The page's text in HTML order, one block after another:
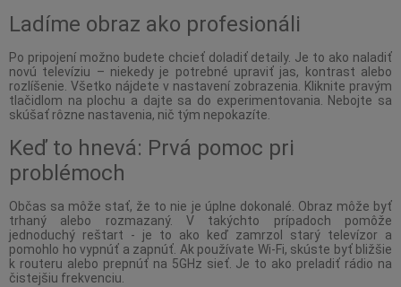
Ladíme obraz ako profesionáli
Po pripojení možno budete chcieť doladiť detaily. Je to ako naladiť
novú televíziu – niekedy je potrebné upraviť jas, kontrast alebo
rozlíšenie. Všetko nájdete v nastavení zobrazenia. Kliknite pravým
tlačidlom na plochu a dajte sa do experimentovania. Nebojte sa
skúšať rôzne nastavenia, nič tým nepokazíte.
Keď to hnevá: Prvá pomoc pri
problémoch
Občas sa môže stať, že to nie je úplne dokonalé. Obraz môže byť
trhaný alebo rozmazaný. V takýchto prípadoch pomôže
jednoduchý reštart - je to ako keď zamrzol starý televízor a
pomohlo ho vypnúť a zapnúť. Ak používate Wi-Fi, skúste byť bližšie
k routeru alebo prepnúť na 5GHz sieť. Je to ako preladiť rádio na
čistejšiu frekvenciu.